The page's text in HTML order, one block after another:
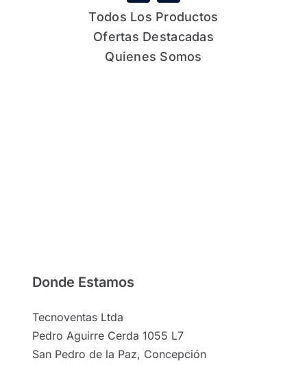
Todos Los Productos
Ofertas Destacadas
Quienes Somos
Donde Estamos
Tecnoventas Ltda
Pedro Aguirre Cerda 1055 L7
San Pedro de la Paz, Concepción